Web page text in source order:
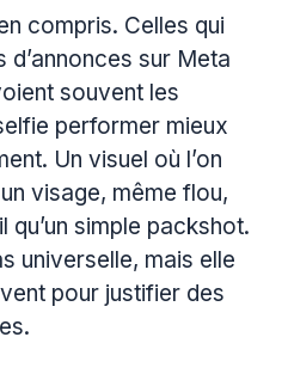
compris. Celles qui
sur Meta
souvent les
performer mieux
Un visuel où l’on
visage, même flou,
simple packshot.
universelle, mais elle
pour justifier des